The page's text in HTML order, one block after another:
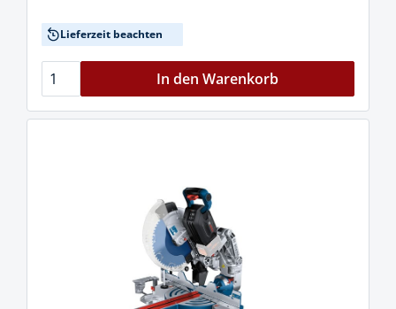
Lieferzeit beachten
In den Warenkorb